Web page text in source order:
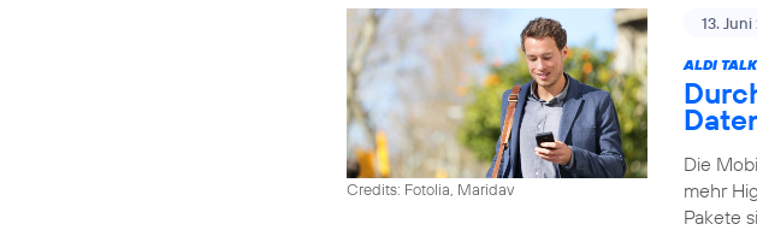
Credits: Fotolia, Maridav
13. Juni
ALDI
Die
mehr
Pakete